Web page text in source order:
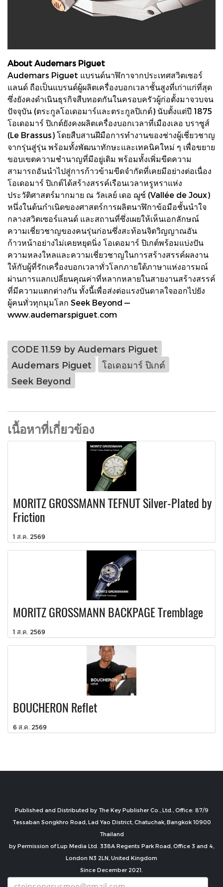
About Audemars Piguet
Audemars Piguet แบรนด์นาฬิกาจากประเทศสวิตเซอร์
แลนด์ ถือเป็นแบรนด์ผู้ผลิตเครื่องบอกเวลาชั้นสูงที่เก่าแก่ที่สุด
ซึ่งยังคงดำเนินธุรกิจสืบทอดกันในครอบครัวผู้ก่อตั้งมาจวบจน
ปัจจุบัน (ตระกูลโอเดอมาร์และตระกูลปิเกต์) นับตั้งแต่ปี 1875
โอเดอมาร์ ปิเกต์ยังคงผลิตเครื่องบอกเวลาที่เมืองเลอ บราซูส์
(Le Brassus) โดยสืบสานฝีมือการทำงานของช่างผู้เชี่ยวชาญ
จากรุ่นสู่รุ่น พร้อมทั้งพัฒนาทักษะและเทคนิคใหม่ ๆ เพื่อขยาย
ขอบเขตความชำนาญที่มีอยู่เดิม พร้อมทั้งเพิ่มขีดความ
สามารถอันนำไปสู่การก้าวข้ามขีดจำกัดที่เคยมีอย่างต่อเนื่อง
โอเดอมาร์ ปิเกต์ได้สร้างสรรค์เรือนเวลาหรูหราแห่ง
ประวัติศาสตร์มากมาย ณ วัลเลย์ เดอ ฌูซ์ (Vallée de Joux)
หนึ่งในต้นกำเนิดของศาสตร์การผลิตนาฬิกาข้อมือชั้นนำใจ
กลางสวิตเซอร์แลนด์ และสถานที่ซึ่งเผยให้เห็นเอกลักษณ์
ความเชี่ยวชาญของคนรุ่นก่อนซึ่งสะท้อนจิตวิญญาณอัน
ก้าวหน้าอย่างไม่เคยหยุดนิ่ง โอเดอมาร์ ปิเกต์พร้อมแบ่งปัน
ความหลงใหลและความเชี่ยวชาญในการสร้างสรรค์ผลงาน
ให้กับผู้ที่รักเครื่องบอกเวลาทั่วโลกภายใต้ภาษาแห่งอารมณ์
ผ่านการแลกเปลี่ยนคุณค่าที่หลากหลายในสายงานสร้างสรรค์
ที่มีความแตกต่างกัน ทั้งนี้เพื่อส่งต่อแรงบันดาลใจออกไปยัง
ผู้คนทั่วทุกมุมโลก Seek Beyond —
www.audemarspiguet.com
CODE 11.59 by Audemars Piguet
Audemars Piguet
โอเดอมาร์ ปิเกต์
Seek Beyond
เนื้อหาที่เกี่ยวข้อง
MORITZ GROSSMANN TEFNUT Silver-Plated by
Friction
1 ส.ค. 2569
MORITZ GROSSMANN BACKPAGE Tremblage
1 ส.ค. 2569
BOUCHERON Reflet
6 ส.ค. 2569
Published and Distributed by The Key Publisher Co., Ltd., Office: 87/9
Tessaban Songkhro Road, Lad Yao District, Chatuchak, Bangkok 10900
Thailand
by Permission of Lup Media Ltd. 338A Regents Park Road, Office 3 and 4,
London N3 2LN, United Kingdom
Since December 2021.